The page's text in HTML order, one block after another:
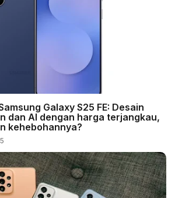
Galaxy S25 FE: Desain
dan AI dengan harga terjangkau,
kehebohannya?